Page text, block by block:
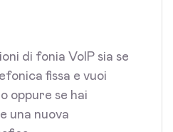
di fonia VoIP sia se
fissa e vuoi
oppure se hai
una nuova